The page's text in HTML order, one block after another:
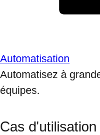
Automatisation
Automatisez à
équipes.
Cas d'utilisation